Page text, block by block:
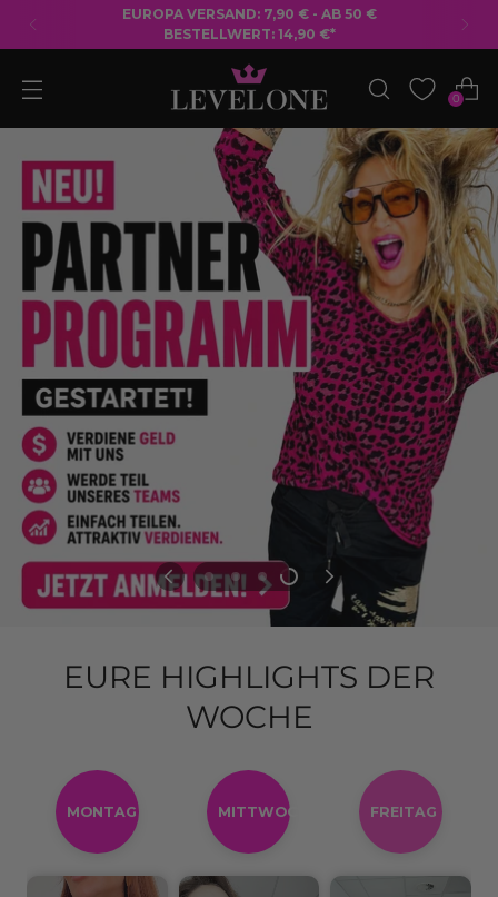
0
KOSTENLOSER VERSAND AB 50 € BESTELLWERT
EURE HIGHLIGHTS DER
WOCHE
MONTAG MITTWOCH FREITAG